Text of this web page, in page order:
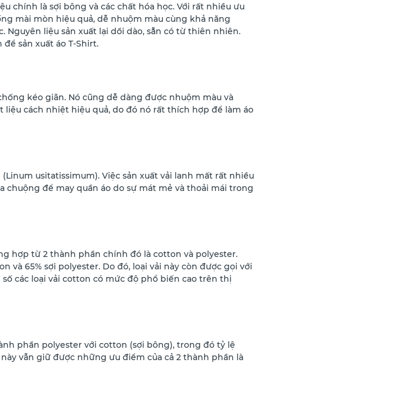
chính là sợi bông và các chất hóa học. Với rất nhiều ưu
mài mòn hiệu quả, dễ nhuộm màu cùng khả năng
Nguyên liệu sản xuất lại dồi dào, sẵn có từ thiên nhiên.
sản xuất áo T-Shirt.
kéo giãn. Nó cũng dễ dàng được nhuộm màu và
liệu cách nhiệt hiệu quả, do đó nó rất thích hợp để làm áo
usitatissimum). Việc sản xuất vải lanh mất rất nhiều
chuộng để may quần áo do sự mát mẻ và thoải mái trong
hợp từ 2 thành phần chính đó là cotton và polyester.
và 65% sợi polyester. Do đó, loại vải này còn được gọi với
các loại vải cotton có mức độ phổ biến cao trên thị
phần polyester với cotton (sợi bông), trong đó tỷ lệ
vẫn giữ được những ưu điểm của cả 2 thành phần là